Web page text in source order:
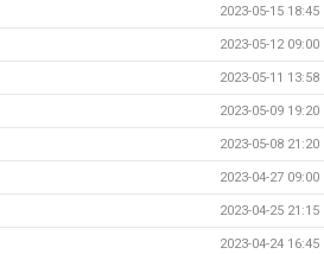
2023-05-15 18:45
2023-05-12 09:00
2023-05-11 13:58
2023-05-09 19:20
2023-05-08 21:20
2023-04-27 09:00
2023-04-25 21:15
2023-04-24 16:45